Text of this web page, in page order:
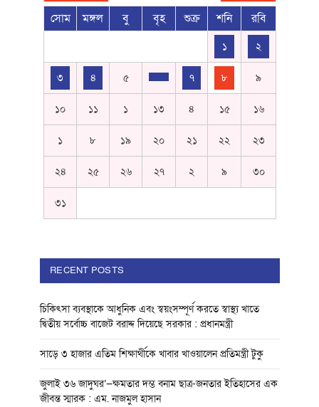
সোম মঙ্গল বু বৃহ শুক্র শনি রবি
১ ২
৩ ৪ ৫ ৭ ৮ ৯
১০ ১১ ১ ১৩ ৪ ১৫ ১৬
১ ৮ ১৯ ২০ ২১ ২২ ২৩
২৪ ২৫ ২৬ ২৭ ২ ৯ ৩০
৩১
RECENT POSTS
চিকিৎসা ব্যবস্থাকে আধুনিক এবং স্বয়ংসম্পূর্ণ করতে স্বাস্থ্য খাতে
দ্বিতীয় সর্বোচ্চ বাজেট বরাদ্দ দিয়েছে সরকার : প্রধানমন্ত্রী
সাড়ে ৩ হাজার এতিম শিক্ষার্থীকে খাবার খাওয়ালেন প্রতিমন্ত্রী টুকু
জুলাই ৩৬ জাদুঘর’—ক্ষমতার দম্ভ বনাম ছাত্র-জনতার ইতিহাসের এক
জীবন্ত স্মারক : এম. নাজমুল হাসান